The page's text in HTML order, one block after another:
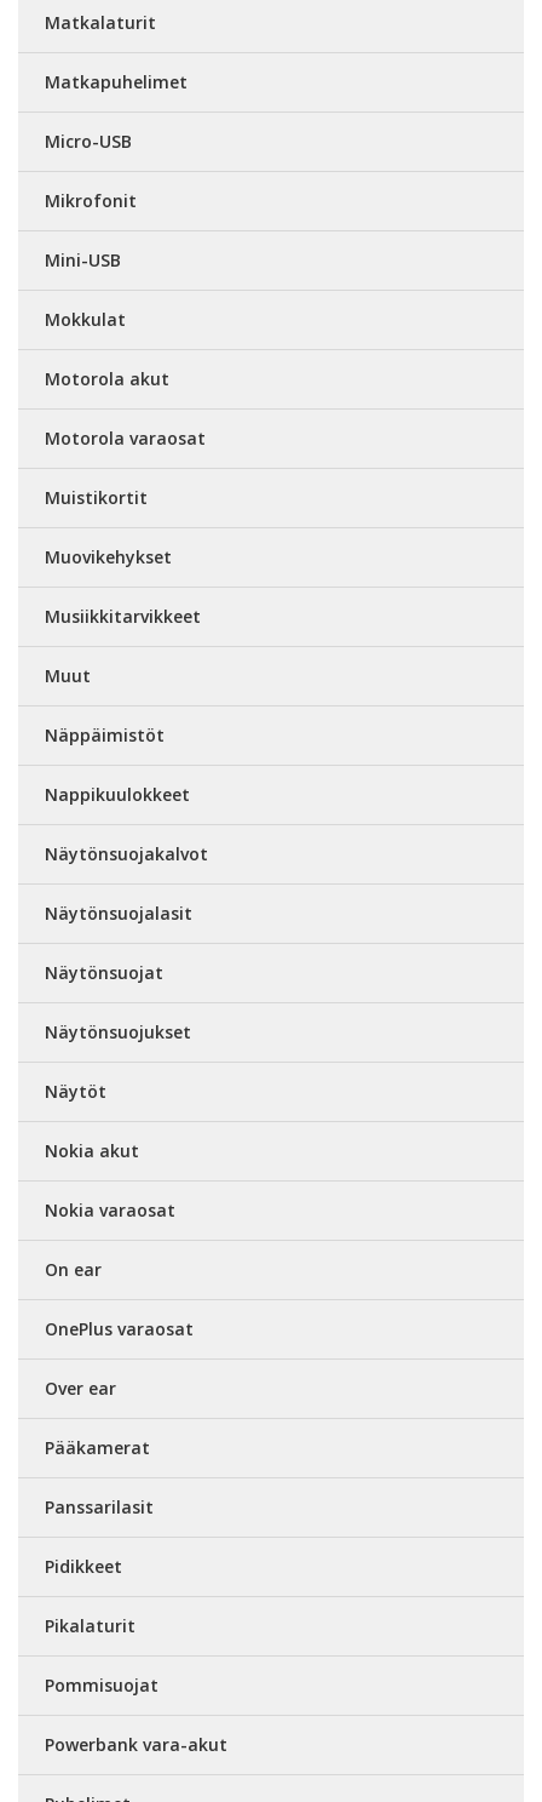
Matkalaturit
Matkapuhelimet
Micro-USB
Mikrofonit
Mini-USB
Mokkulat
Motorola akut
Motorola varaosat
Muistikortit
Muovikehykset
Musiikkitarvikkeet
Muut
Näppäimistöt
Nappikuulokkeet
Näytönsuojakalvot
Näytönsuojalasit
Näytönsuojat
Näytönsuojukset
Näytöt
Nokia akut
Nokia varaosat
On ear
OnePlus varaosat
Over ear
Pääkamerat
Panssarilasit
Pidikkeet
Pikalaturit
Pommisuojat
Powerbank vara-akut